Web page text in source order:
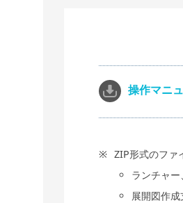
操作マニ
ZIP形式のファ
ランチャ
展開図作